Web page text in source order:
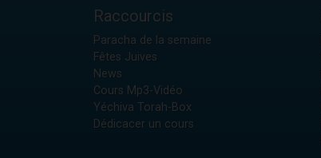
Raccourcis
Paracha de la semaine
Fêtes Juives
News
Cours Mp3-Vidéo
Yéchiva Torah-Box
Dédicacer un cours